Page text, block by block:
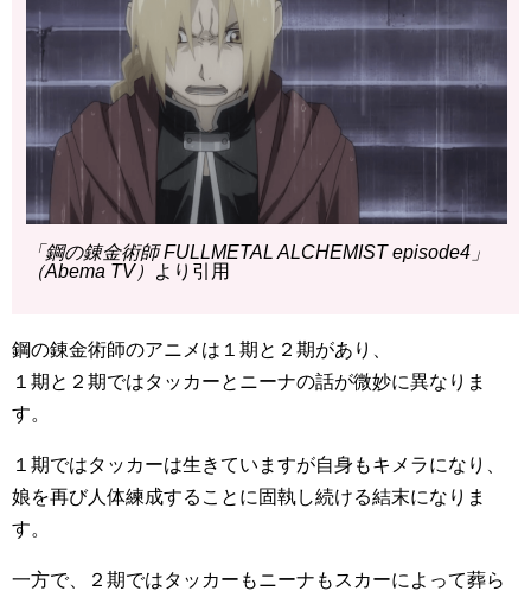
「鋼の錬金術師 FULLMETAL ALCHEMIST episode4」
（Abema TV）
より引用
鋼の錬金術師のアニメは１期と２期があり、
１期と２期ではタッカーとニーナの話が微妙に異なりま
す。
１期ではタッカーは生きていますが自身もキメラになり、
娘を再び人体練成することに固執し続ける結末になりま
す。
一方で、２期ではタッカーもニーナもスカーによって葬ら